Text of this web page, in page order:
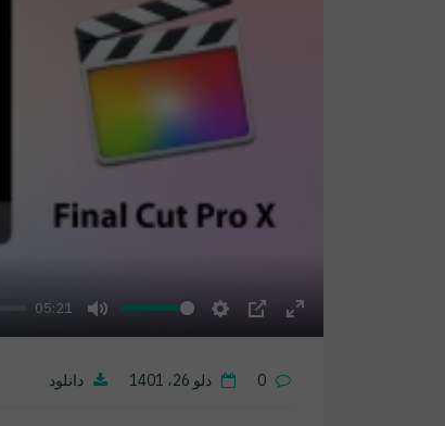
05:21
0 دلو 26، 1401 دانلود